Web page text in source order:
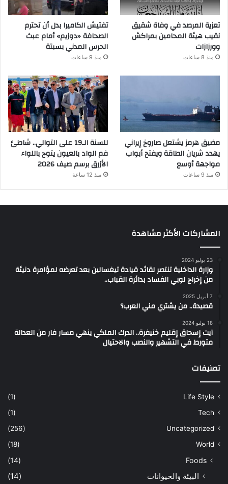
تعزية المرصد في وفاة شقيق
نقيب هيئة المحامين بمراكش
وورزازات
منذ 8 ساعات
تفتيش الكاميرا بدل أن تحترم
الصحافة «دوزيم» أمام عبث
الحرس المدني بسبتة
منذ 9 ساعات
مضيق هرمز يشتعل صاروخ إيراني
يهدد شريان الطاقة ويفتح أبواب
مواجهة أوسع
منذ 9 ساعات
للسنة الـ19 على التوالي.. شاطئ
فم الواد بالعيون يتوج باللواء
الأزرق برسم صيف 2026
منذ 12 ساعة
المشاركات الأكثر مشاهدة
23 يوليو 2024
وزارة الداخلية تنتصر لقائد قيادة تيغسالين بعد تعرضه لمؤامرة دنيئة
من إخراج لوبي الفساد بدائرة القباب..
7 أبريل 2025
قصيدة.. من يشتري مني العرب؟
18 يوليو 2024
آيت إسحاق إقليم خنيفرة.. الدرك الملكي ينهي مسار فار من العدالة
متورط في التشهير والنصب والاحتيال
تصنيفات
Life Style
(1)
Tech
(1)
Uncategorized
(256)
World
(18)
Foods
(14)
البيئة والحيوانات (14)